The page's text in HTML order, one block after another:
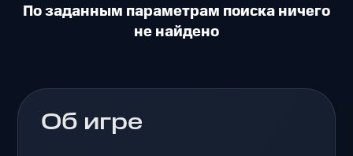
По заданным параметрам поиска ничего
не найдено
Об игре